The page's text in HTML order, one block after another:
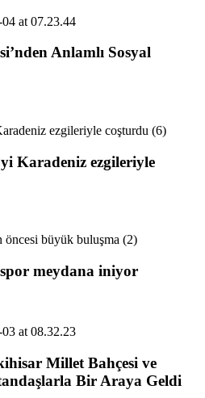
Anlamlı Sosyal
Karadeniz ezgileriyle
meydana iniyor
Millet Bahçesi ve
Bir Araya Geldi